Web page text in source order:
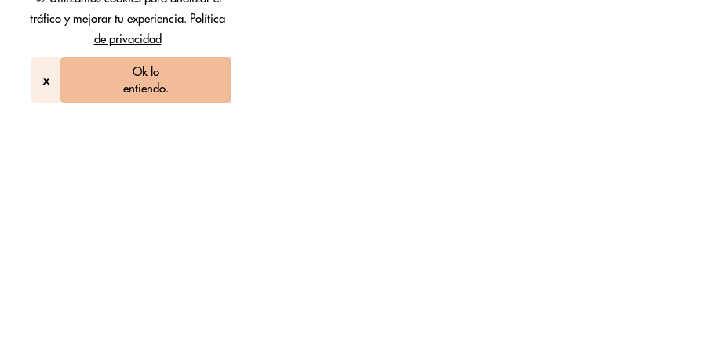
tráfico y mejorar tu experiencia. Política
de privacidad
x
Ok lo
entiendo.